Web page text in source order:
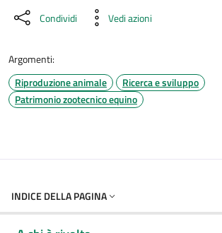
Condividi Vedi azioni
Argomenti:
Riproduzione animale
Ricerca e sviluppo
Patrimonio zootecnico equino
INDICE DELLA PAGINA